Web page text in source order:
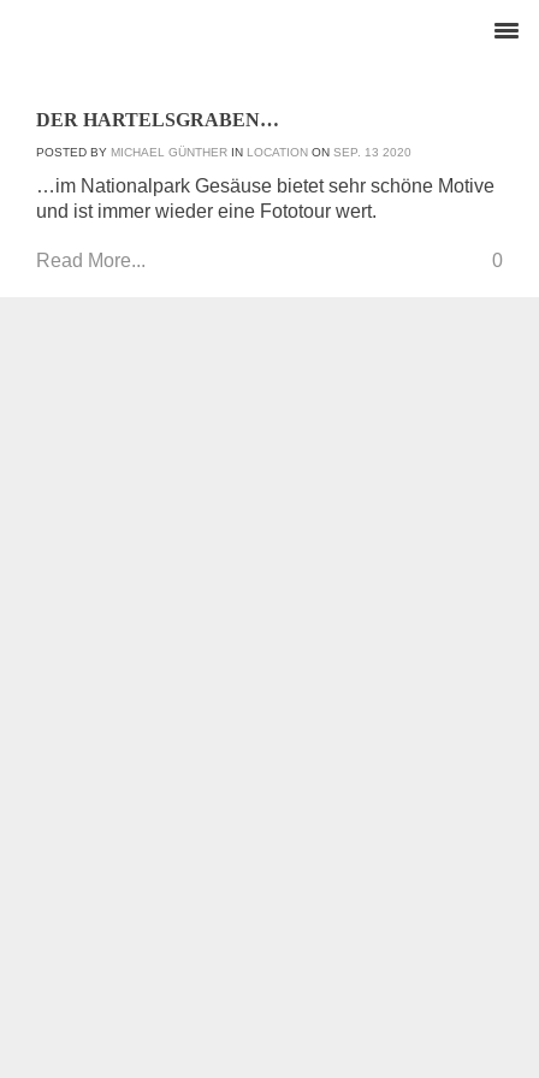
DER HARTELSGRABEN…
POSTED BY MICHAEL GÜNTHER IN LOCATION ON SEP. 13 2020
…im Nationalpark Gesäuse bietet sehr schöne Motive
und ist immer wieder eine Fototour wert.
Read More... 0